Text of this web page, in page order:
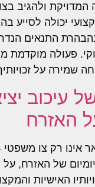
ולהגיב
יכולה לסייע
התנאים
פעולה מוקדמת
שמירה על
עיכוב
האזרח
אינו רק צו
של האזרח,
האישיות